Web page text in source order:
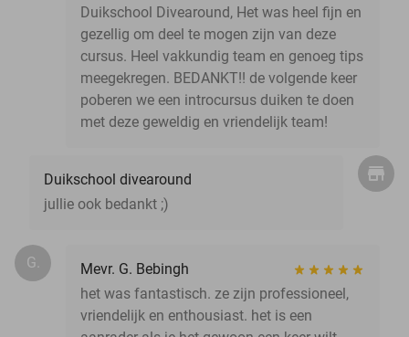
Duikschool Divearound, Het was heel fijn en
gezellig om deel te mogen zijn van deze
cursus. Heel vakkundig team en genoeg tips
meegekregen. BEDANKT!! de volgende keer
poberen we een introcursus duiken te doen
met deze geweldig en vriendelijk team!
Duikschool divearound
jullie ook bedankt ;)
G.
Mevr. G. Bebingh
het was fantastisch. ze zijn professioneel,
vriendelijk en enthousiast. het is een